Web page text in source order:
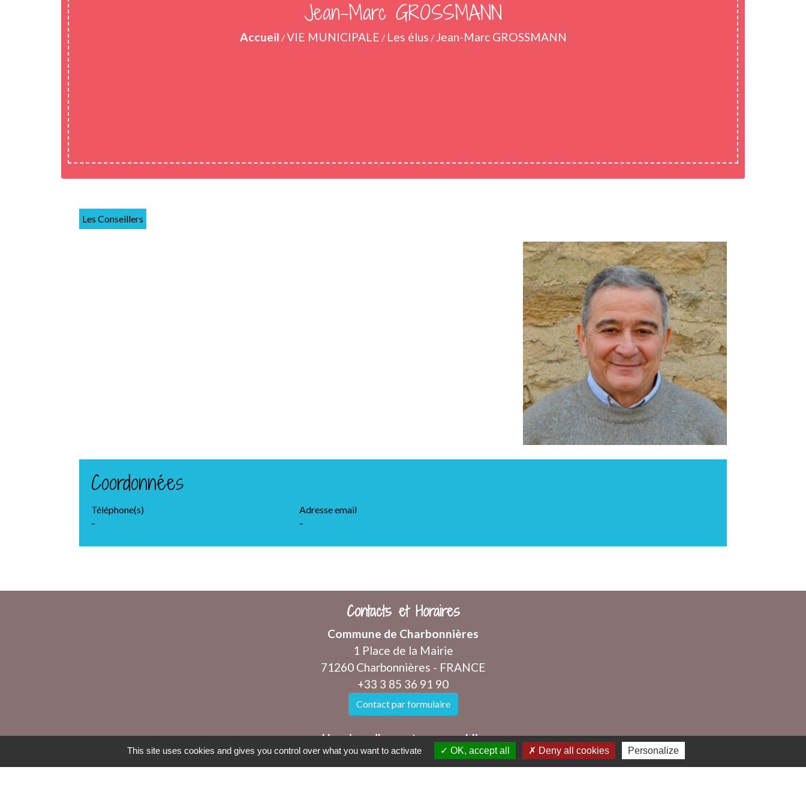
Jean-Marc GROSSMANN
Accueil /VIE MUNICIPALE / Les élus / Jean-Marc GROSSMANN
Les Conseillers
Coordonnées
Téléphone(s)
-
Adresse email
-
Contacts et Horaires
Commune de Charbonnières
1 Place de la Mairie
71260 Charbonnières - FRANCE
+33 3 85 36 91 90
Contact par formulaire
Horaires d'ouverture au public
Les mercredis et vendredis de 8h à 12h
mairie@charbonnieres71.fr
This site uses cookies and gives you control over what you want to activate OK, accept all Deny all cookies Personalize